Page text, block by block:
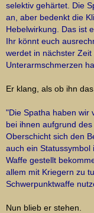
selektiv gehärtet. Die
an, aber bedenkt die
Hebelwirkung. Das ist
Ihr könnt euch
werdet in nächster
Unterarmschmerzen
Er klang, als ob ihn
"Die Spatha haben wir
bei ihnen aufgrund
Oberschicht sich den
auch ein
Waffe gestellt
allem mit Kriegern zu
Schwerpunktwaffe
Nun blieb er stehen.